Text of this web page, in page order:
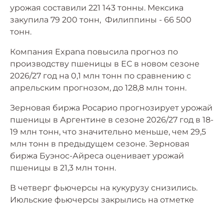
урожая составили 221 143 тонны. Мексика
закупила 79 200 тонн, Филиппины - 66 500
тонн.
Компания Expana повысила прогноз по
производству пшеницы в ЕС в новом сезоне
2026/27 год на 0,1 млн тонн по сравнению с
апрельским прогнозом, до 128,8 млн тонн.
Зерновая биржа Росарио прогнозирует урожай
пшеницы в Аргентине в сезоне 2026/27 год в 18-
19 млн тонн, что значительно меньше, чем 29,5
млн тонн в предыдущем сезоне. Зерновая
биржа Буэнос-Айреса оценивает урожай
пшеницы в 21,3 млн тонн.
В четверг фьючерсы на кукурузу снизились.
Июльские фьючерсы закрылись на отметке